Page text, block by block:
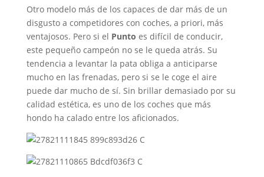
Otro modelo más de los capaces de dar más de un
disgusto a competidores con coches, a priori, más
ventajosos. Pero si el Punto es difícil de conducir,
este pequeño campeón no se le queda atrás. Su
tendencia a levantar la pata obliga a anticiparse
mucho en las frenadas, pero si se le coge el aire
puede dar mucho de sí. Sin brillar demasiado por su
calidad estética, es uno de los coches que más
hondo ha calado entre los aficionados.